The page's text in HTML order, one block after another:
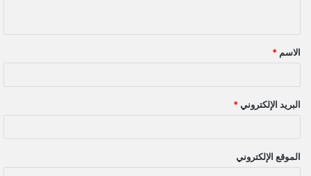
ق
*
الاسم *
البريد الإلكتروني *
الموقع الإلكتروني